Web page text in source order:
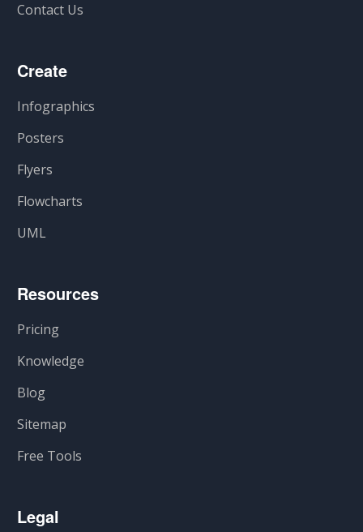
Contact Us
Create
Infographics
Posters
Flyers
Flowcharts
UML
Resources
Pricing
Knowledge
Blog
Sitemap
Free Tools
Legal